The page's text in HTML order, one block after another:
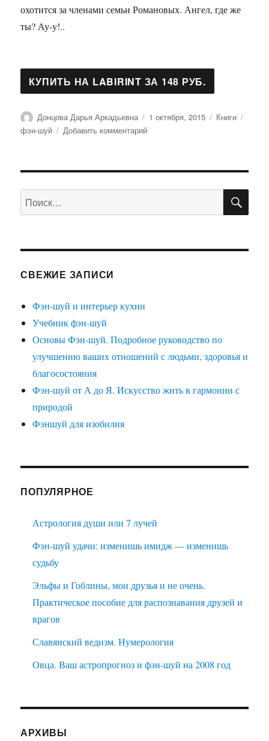
охотится за членами семьи Романовых. Ангел, где же
ты? Ау-у!..
Автор
Донцова Дарья Аркадьевна Опубликовано
1 октября, 2015 Рубрики
Книги
фэн-шуй
Добавить комментарийк
шуй
тормозов.
мопс
Искать:
СВЕЖИЕ ЗАПИСИ
Фэн-шуй и интерьер кухни
Учебник фэн-шуй
Основы Фэн-шуй. Подробное руководство по
улучшению ваших отношений с людьми, здоровья и
благосостояния
Фэн-шуй от А до Я. Искусство жить в гармонии с
природой
Фэншуй для изобилия
ПОПУЛЯРНОЕ
Астрология души или 7 лучей
Фэн-шуй удачи: изменишь имидж — изменишь
судьбу
Эльфы и Гоблины, мои друзья и не очень.
Практическое пособие для распознавания друзей и
врагов
Славянский ведизм. Нумерология
Овца. Ваш астропрогноз и фэн-шуй на 2008 год
АРХИВЫ